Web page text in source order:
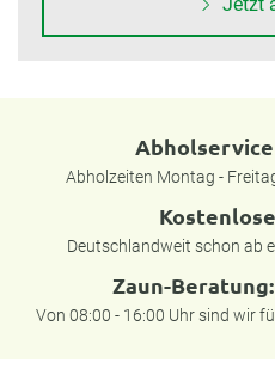
Abholzeiten Montag -
Deutschlandweit schon ab
Zaun-Beratung:
Von 08:00 - 16:00 Uhr sind wir